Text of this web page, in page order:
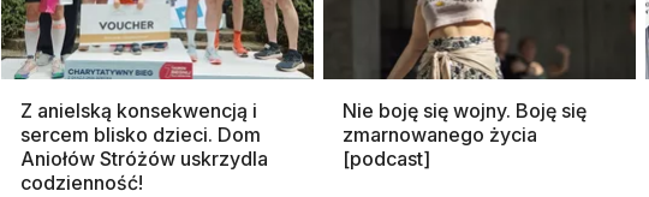
Z anielską konsekwencją i
sercem blisko dzieci. Dom
Aniołów Stróżów uskrzydla
codzienność!
Nie boję się wojny. Boję się
zmarnowanego życia
[podcast]